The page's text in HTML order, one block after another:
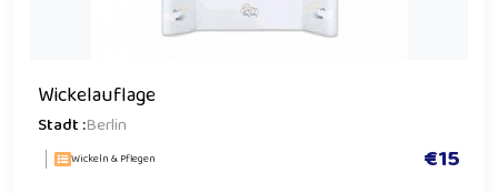
Wickelauflage
Stadt :Berlin
Wickeln & Pflegen €15